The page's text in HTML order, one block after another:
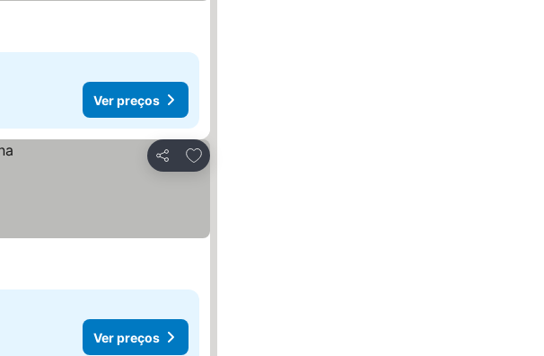
Ver preços
Partilhar
Adicionar aos favoritos
Ver preços